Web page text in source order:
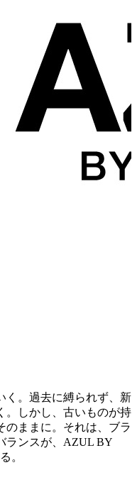
く。過去に縛られず、新
。しかし、古いものが持
のままに。それは、ブラ
ランスが、AZUL BY
。